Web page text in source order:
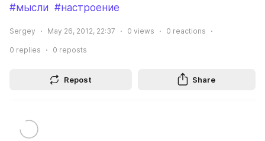
#мысли #настроение
Sergey May 26, 2012, 22:37 0 views 0 reactions
0 replies 0 reposts
Repost Share